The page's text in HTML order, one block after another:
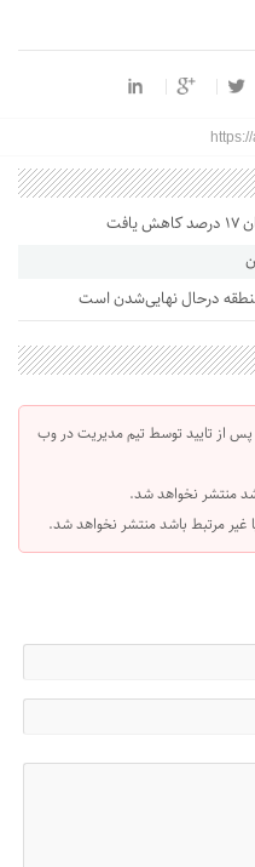
منطقه درحال نهایی‌شدن است
از تایید توسط تیم مدیریت در وب
منتشر نخواهد شد.
غیر مرتبط باشد منتشر نخواهد شد.